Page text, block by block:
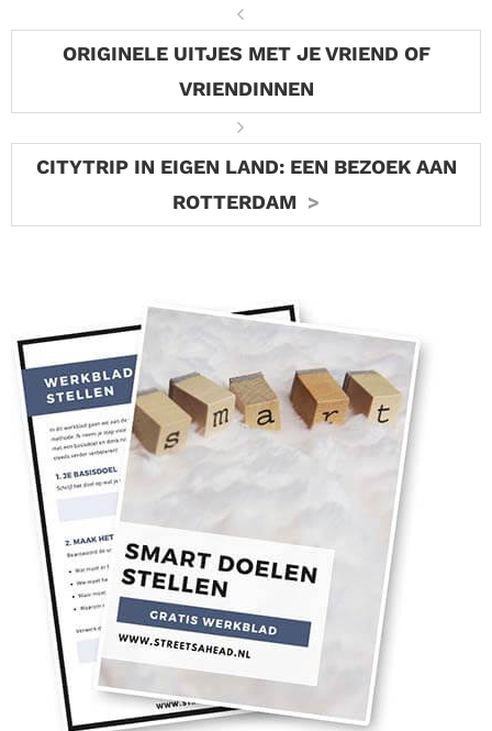
ORIGINELE UITJES MET JE VRIEND OF
VRIENDINNEN
CITYTRIP IN EIGEN LAND: EEN BEZOEK AAN
ROTTERDAM